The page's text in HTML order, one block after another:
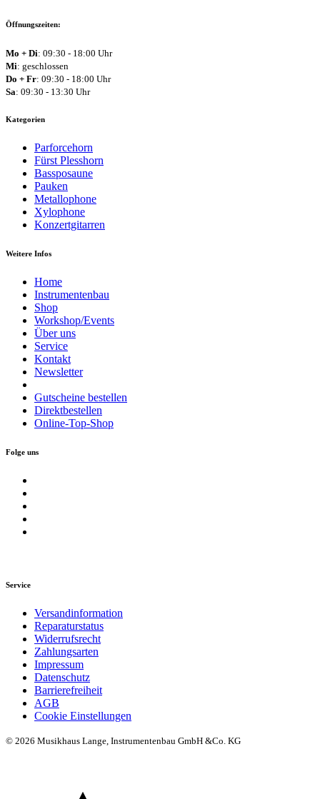
Öffnungszeiten:
Mo + Di: 09:30 - 18:00 Uhr
Mi: geschlossen
Do + Fr: 09:30 - 18:00 Uhr
Sa: 09:30 - 13:30 Uhr
Kategorien
Parforcehorn
Fürst Plesshorn
Bassposaune
Pauken
Metallophone
Xylophone
Konzertgitarren
Weitere Infos
Home
Instrumentenbau
Shop
Workshop/Events
Über uns
Service
Kontakt
Newsletter
Gutscheine bestellen
Direktbestellen
Online-Top-Shop
Folge uns
Service
Versandinformation
Reparaturstatus
Widerrufsrecht
Zahlungsarten
Impressum
Datenschutz
Barrierefreiheit
AGB
Cookie Einstellungen
© 2026 Musikhaus Lange, Instrumentenbau GmbH &Co. KG